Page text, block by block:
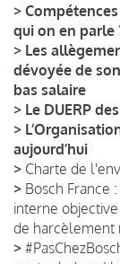
>
qui on en parle
> Les
dévoyée de
bas salaire
> Le DUERP
>
aujourd’hui
> Charte de
> Bosch France
interne
de harcèlement
>